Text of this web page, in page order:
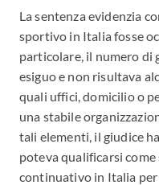
La sentenza evidenzia
sportivo in Italia fosse
particolare, il numero di
esiguo e non risultava
quali uffici, domicilio o
una stabile
tali elementi, il giudice
poteva qualificarsi
continuativo in Italia